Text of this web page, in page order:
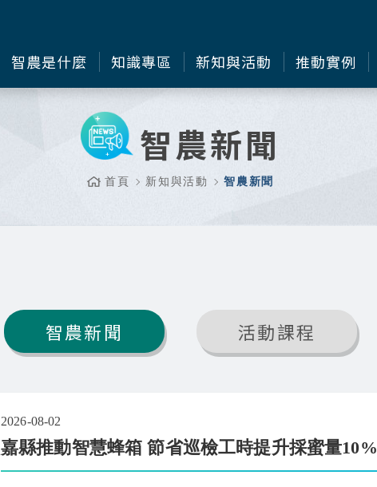
智農是什麼 知識專區 新知與活動 推動實例
智農新聞
首頁 新知與活動 智農新聞
智農新聞 活動課程
2026-08-02
嘉縣推動智慧蜂箱 節省巡檢工時提升採蜜量10%